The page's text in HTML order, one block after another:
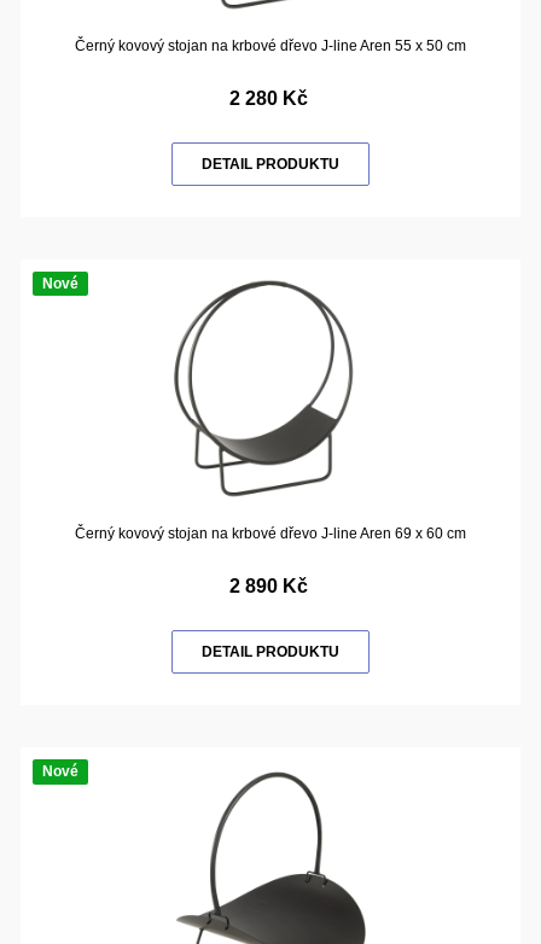
Černý kovový stojan na krbové dřevo J-line Aren 55 x 50 cm
2 280 Kč
DETAIL PRODUKTU
Nové
Černý kovový stojan na krbové dřevo J-line Aren 69 x 60 cm
2 890 Kč
DETAIL PRODUKTU
Nové